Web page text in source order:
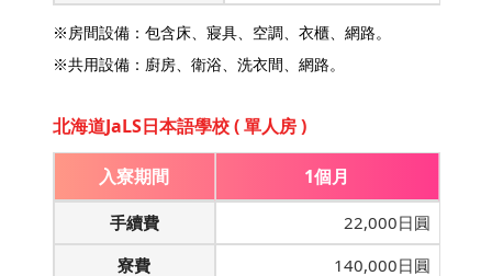
※房間設備：包含床、寢具、空調、衣櫃、網路。
※共用設備：廚房、衛浴、洗衣間、網路。
北海道JaLS日本語學校 ( 單人房 )
入寮期間 1個月
手續費
22,000日圓
寮費
140,000日圓